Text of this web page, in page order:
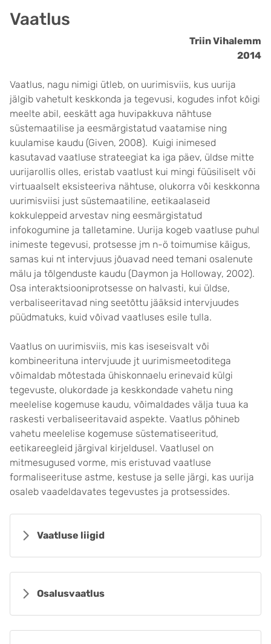
Vaatlus
Triin Vihalemm
2014
Vaatlus, nagu nimigi ütleb, on uurimisviis, kus uurija
jälgib vahetult keskkonda ja tegevusi, kogudes infot kõigi
meelte abil, eeskätt aga huvipakkuva nähtuse
süstemaatilise ja eesmärgistatud vaatamise ning
kuulamise kaudu (Given, 2008). Kuigi inimesed
kasutavad vaatluse strateegiat ka iga päev, üldse mitte
uurijarollis olles, eristab vaatlust kui mingi füüsiliselt või
virtuaalselt eksisteeriva nähtuse, olukorra või keskkonna
uurimisviisi just süstemaatiline, eetikaalaseid
kokkuleppeid arvestav ning eesmärgistatud
infokogumine ja talletamine. Uurija kogeb vaatluse puhul
inimeste tegevusi, protsesse jm n-ö toimumise käigus,
samas kui nt intervjuus jõuavad need temani osalenute
mälu ja tõlgenduste kaudu (Daymon ja Holloway, 2002).
Osa interaktsiooniprotsesse on halvasti, kui üldse,
verbaliseeritavad ning seetõttu jääksid intervjuudes
püüdmatuks, kuid võivad vaatluses esile tulla.
Vaatlus on uurimisviis, mis kas iseseisvalt või
kombineerituna intervjuude jt uurimismeetoditega
võimaldab mõtestada ühiskonnaelu erinevaid külgi
tegevuste, olukordade ja keskkondade vahetu ning
meelelise kogemuse kaudu, võimaldades välja tuua ka
raskesti verbaliseeritavaid aspekte. Vaatlus põhineb
vahetu meelelise kogemuse süstematiseeritud,
eetikareegleid järgival kirjeldusel. Vaatlusel on
mitmesugused vorme, mis eristuvad vaatluse
formaliseerituse astme, kestuse ja selle järgi, kas uurija
osaleb vaadeldavates tegevustes ja protsessides.
Vaatluse liigid
Osalusvaatlus